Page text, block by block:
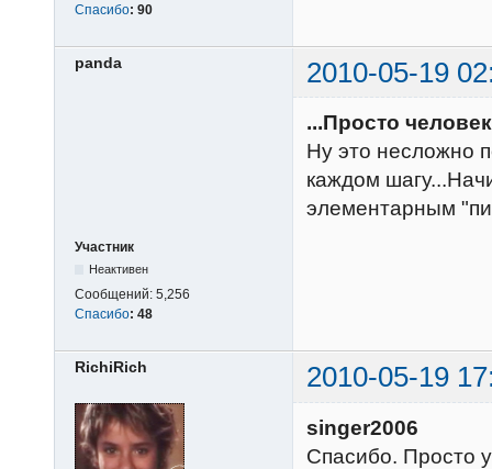
Спасибо: 90
panda 2010-05-19
Участник
Неактивен
Сообщений: 5,256
Спасибо: 48
...Просто
Ну это несложно
каждом
элементарным
RichiRich 2010-05-19
singer2006
Спасибо. Просто